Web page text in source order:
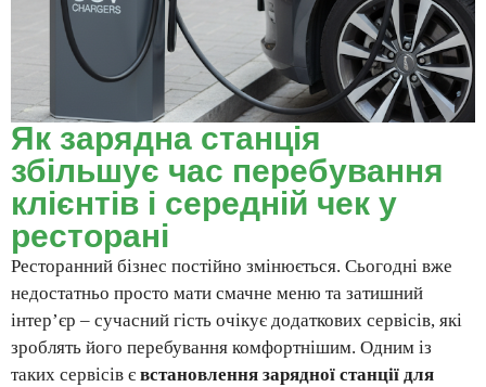
Як зарядна станція
збільшує час перебування
клієнтів і середній чек у
ресторані
Ресторанний бізнес постійно змінюється. Сьогодні вже
недостатньо просто мати смачне меню та затишний
інтер’єр – сучасний гість очікує додаткових сервісів, які
зроблять його перебування комфортнішим. Одним із
таких сервісів є встановлення зарядної станції для